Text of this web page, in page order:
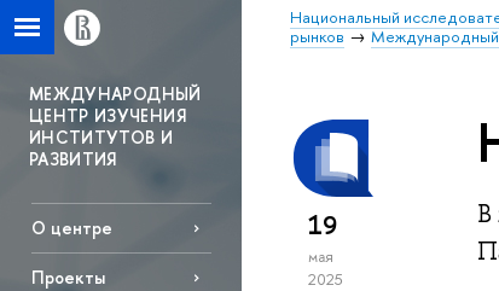
Национальный
рынков
Международный
МЕЖДУНАРОДНЫЙ
ЦЕНТР ИЗУЧЕНИЯ
ИНСТИТУТОВ И
РАЗВИТИЯ
О центре
Проекты
19
мая
2025
В